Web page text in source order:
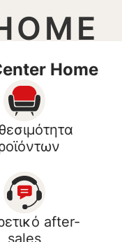
Home
after-
sales